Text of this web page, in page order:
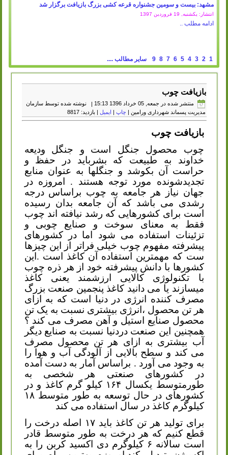
مشهد: بیست و سومین جشنواره قرعه کشی بزرگ بازیافت برگزار شد
انتشار: یکشنبه, 19 فروردين 1397
ادامه مطلب ..
1
2
3
4
5
6
7
8
9 سایر مطالب ....
بازیافت چوب
منتشر شده در جمعه, 05 خرداد 1396 15:13 |
نوشته شده توسط سازمان
مدیریت پسماند شهرداری ورامین | چاپ | ایمیل | بازدید: 8817
بازیافت چوب
چوب محصول جنگل است و جنگل ودیعه
خداوند به طبیعت که بشرباید در حفظ و
حراست آن بکوشد و جنگلها به عنوان منابع
تجدیدشونده مورد توجه هستند . امروزه در
جهان نیاز هر جامعه به چوب براساس درجه
رشدی می باشد که آن جامعه بدان رسیده
است برای کشورهایی که رشد نیافته اند چوب
فقط به معنای سوخت و صنایع چوبی و
تزئینات استفاده می شود اما در کشورهای
پیشرفته مفهوم چوب خیلی فراتر از این چیزها
ست که مهمترین استفاده آن کاغذ است .این
کشورها با دانش پیشرفته خود از هر ذره چوب
با تکنولوژی کالایی ارزشمند یعنی کاغذ
میسازند یا می دانید کاغذ پنجمین صنعت بزرگ
مصرف کننده انرژی در دنیا است که به ازای
هر تن محصول ،انرژی بیشتری نسبت به یک تن
محصول صنایع استیل و آهن مصرف می کند ؟
همچنین این صنعت دردنیا نسبت به صنایع دیگر
آب بیشتری به ازای هر تن محصول مصرف
می کند و سطح بالایی از آلودگی آب و هوا را
به وجود می آورد . براساس آمار به دست آمده
در کشورهای صنعتی هر شخصی به
طورمتوسط یکسال ۱۶۴ کیلو گرم کاغذ و در
کشورهای در حال توسعه به طور متوسط ۱۸
کیلوگرم کاغذ در سال استفاده می کند
برای تولید هر تن کاغذ باید ۱۷ اصله درخت را
قطع کنیم که هر درخت به طور متوسط قادر
است سالانه ۶ کیلوگرم دی اکسید کربن را به